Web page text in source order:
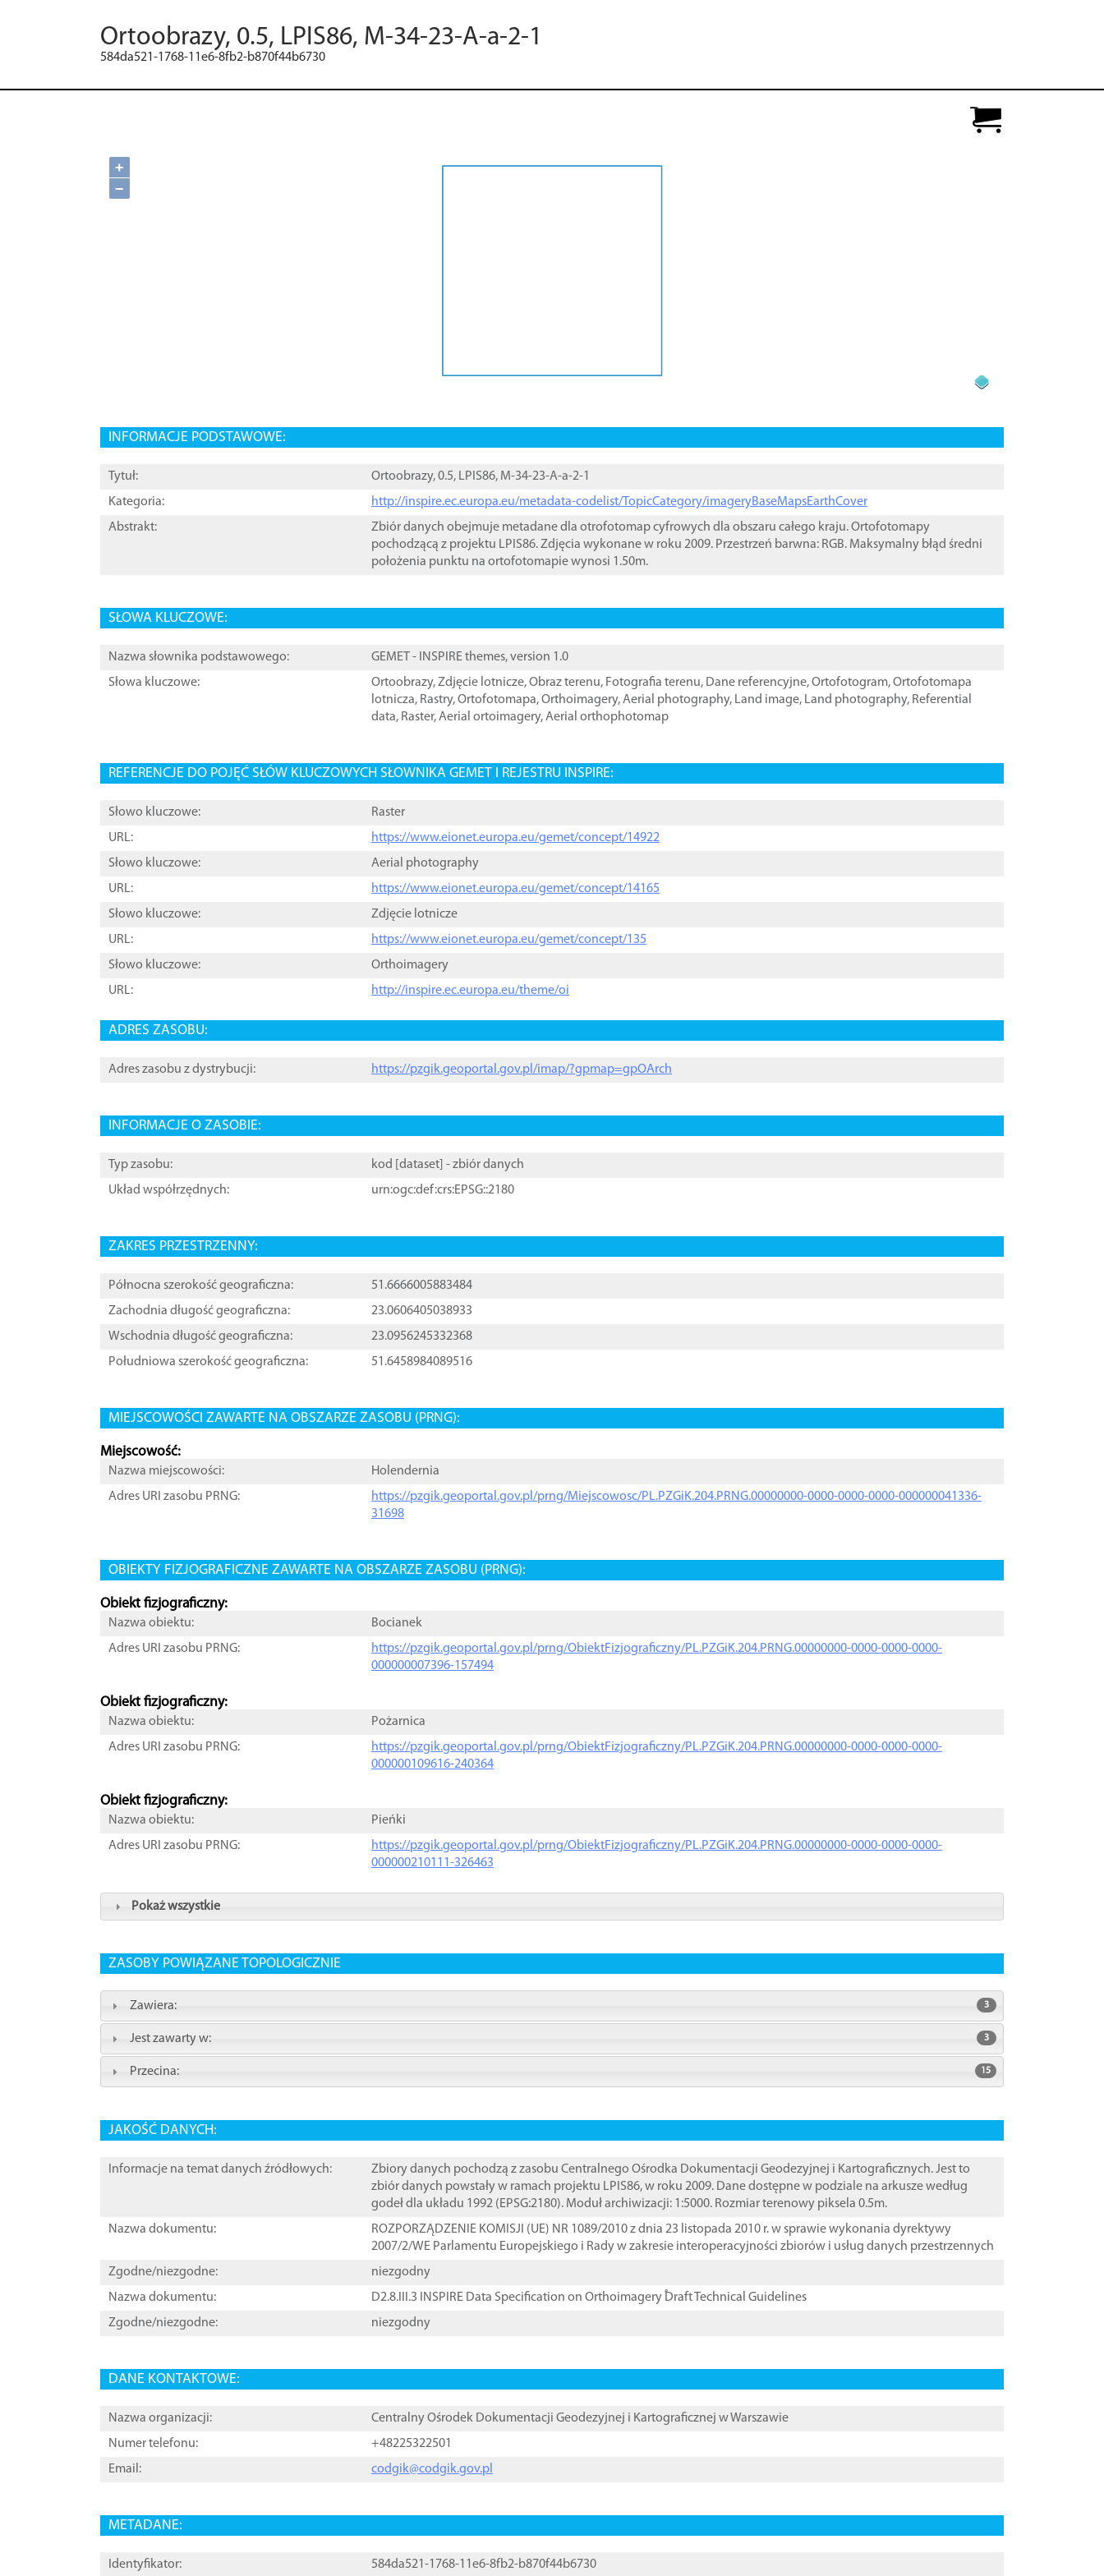
Ortoobrazy, 0.5, LPIS86, M-34-23-A-a-2-1
584da521-1768-11e6-8fb2-b870f44b6730
+
−
INFORMACJE PODSTAWOWE:
Tytuł:
Ortoobrazy, 0.5, LPIS86, M-34-23-A-a-2-1
Kategoria:
http://inspire.ec.europa.eu/metadata-codelist/TopicCategory/imageryBaseMapsEarthCover
Abstrakt:
Zbiór danych obejmuje metadane dla otrofotomap cyfrowych dla obszaru całego kraju. Ortofotomapy
pochodzącą z projektu LPIS86. Zdjęcia wykonane w roku 2009. Przestrzeń barwna: RGB. Maksymalny błąd średni
położenia punktu na ortofotomapie wynosi 1.50m.
SŁOWA KLUCZOWE:
Nazwa słownika podstawowego:
GEMET - INSPIRE themes, version 1.0
Słowa kluczowe:
Ortoobrazy,Zdjęcie lotnicze,Obraz terenu, Fotografia terenu, Dane referencyjne,Ortofotogram,Ortofotomapa
lotnicza, Rastry,Ortofotomapa,Orthoimagery,Aerial photography, Land image, Land photography, Referential
data, Raster,Aerial ortoimagery,Aerial orthophotomap
REFERENCJE DO POJĘĆ SŁÓW KLUCZOWYCH SŁOWNIKA GEMET I REJESTRU INSPIRE:
Słowo kluczowe:
Raster
URL:
https://www.eionet.europa.eu/gemet/concept/14922
Słowo kluczowe:
Aerial photography
URL:
https://www.eionet.europa.eu/gemet/concept/14165
Słowo kluczowe:
Zdjęcie lotnicze
URL:
https://www.eionet.europa.eu/gemet/concept/135
Słowo kluczowe:
Orthoimagery
URL:
http://inspire.ec.europa.eu/theme/oi
ADRES ZASOBU:
Adres zasobu z dystrybucji: https://pzgik.geoportal.gov.pl/imap/?gpmap=gpOArch
INFORMACJE O ZASOBIE:
Typ zasobu: kod [ dataset ] - zbiór danych
Układ współrzędnych:
urn:ogc:def:crs:EPSG::2180
ZAKRES PRZESTRZENNY:
Północna szerokość geograficzna:
51.6666005883484
Zachodnia długość geograficzna:
23.0606405038933
Wschodnia długość geograficzna:
23.0956245332368
Południowa szerokość geograficzna:
51.6458984089516
MIEJSCOWOŚCI ZAWARTE NA OBSZARZE ZASOBU (PRNG):
Miejscowość:
Nazwa miejscowości:
Holendernia
Adres URI zasobu PRNG:
https://pzgik.geoportal.gov.pl/prng/Miejscowosc/PL.PZGiK.204.PRNG.00000000-0000-0000-0000-000000041336-
31698
OBIEKTY FIZJOGRAFICZNE ZAWARTE NA OBSZARZE ZASOBU (PRNG):
Obiekt fizjograficzny:
Nazwa obiektu:
Bocianek
Adres URI zasobu PRNG:
https://pzgik.geoportal.gov.pl/prng/ObiektFizjograficzny/PL.PZGiK.204.PRNG.00000000-0000-0000-0000-
000000007396-157494
Obiekt fizjograficzny:
Nazwa obiektu:
Pożarnica
Adres URI zasobu PRNG:
https://pzgik.geoportal.gov.pl/prng/ObiektFizjograficzny/PL.PZGiK.204.PRNG.00000000-0000-0000-0000-
000000109616-240364
Obiekt fizjograficzny:
Nazwa obiektu:
Pieńki
Adres URI zasobu PRNG:
https://pzgik.geoportal.gov.pl/prng/ObiektFizjograficzny/PL.PZGiK.204.PRNG.00000000-0000-0000-0000-
000000210111-326463
Pokaż wszystkie
ZASOBY POWIĄZANE TOPOLOGICZNIE
Zawiera: 3
Jest zawarty w: 3
Przecina: 15
JAKOŚĆ DANYCH:
Informacje na temat danych źródłowych:
Zbiory danych pochodzą z zasobu Centralnego Ośrodka Dokumentacji Geodezyjnej i Kartograficznych. Jest to
zbiór danych powstały w ramach projektu LPIS86, w roku 2009. Dane dostępne w podziale na arkusze według
godeł dla układu 1992 (EPSG:2180). Moduł archiwizacji: 1:5000. Rozmiar terenowy piksela 0.5m.
Nazwa dokumentu:
ROZPORZĄDZENIE KOMISJI (UE) NR 1089/2010 z dnia 23 listopada 2010 r. w sprawie wykonania dyrektywy
2007/2/WE Parlamentu Europejskiego i Rady w zakresie interoperacyjności zbiorów i usług danych przestrzennych
Zgodne/niezgodne:
niezgodny
Nazwa dokumentu:
D2.8.III.3 INSPIRE Data Specification on Orthoimagery ֠Draft Technical Guidelines
Zgodne/niezgodne:
niezgodny
DANE KONTAKTOWE:
Nazwa organizacji:
Centralny Ośrodek Dokumentacji Geodezyjnej i Kartograficznej w Warszawie
Numer telefonu:
+48225322501
Email:
codgik@codgik.gov.pl
METADANE:
Identyfikator: 584da521-1768-11e6-8fb2-b870f44b6730